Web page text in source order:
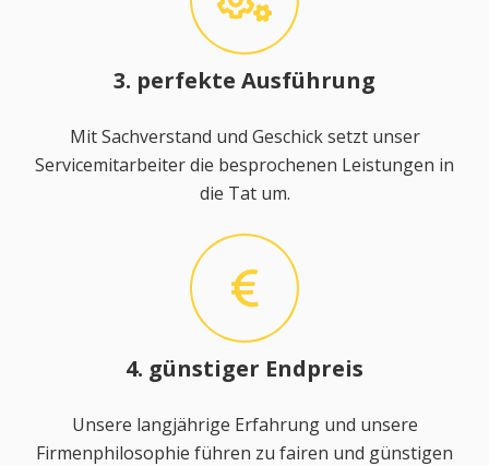
3. perfekte Ausführung
Mit Sachverstand und Geschick setzt unser
Servicemitarbeiter die besprochenen Leistungen in
die Tat um.
4. günstiger Endpreis
Unsere langjährige Erfahrung und unsere
Firmenphilosophie führen zu fairen und günstigen